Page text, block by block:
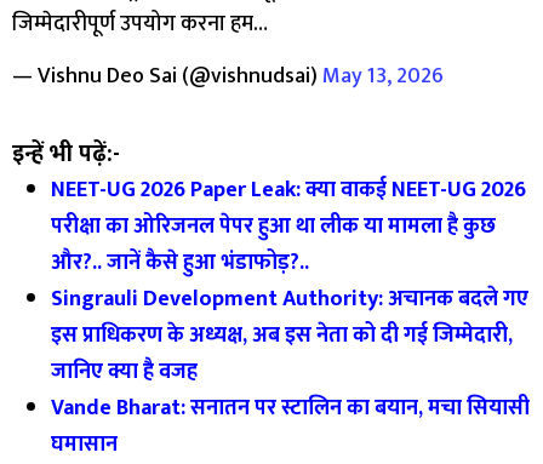
जिम्मेदारीपूर्ण उपयोग करना हम…
— Vishnu Deo Sai (@vishnudsai) May 13, 2026
इन्हें भी पढ़ें:-
NEET-UG 2026 Paper Leak: क्या वाकई NEET-UG 2026
परीक्षा का ओरिजनल पेपर हुआ था लीक या मामला है कुछ
और?.. जानें कैसे हुआ भंडाफोड़?..
Singrauli Development Authority: अचानक बदले गए
इस प्राधिकरण के अध्यक्ष, अब इस नेता को दी गई जिम्मेदारी,
जानिए क्या है वजह
Vande Bharat: सनातन पर स्टालिन का बयान, मचा सियासी
घमासान